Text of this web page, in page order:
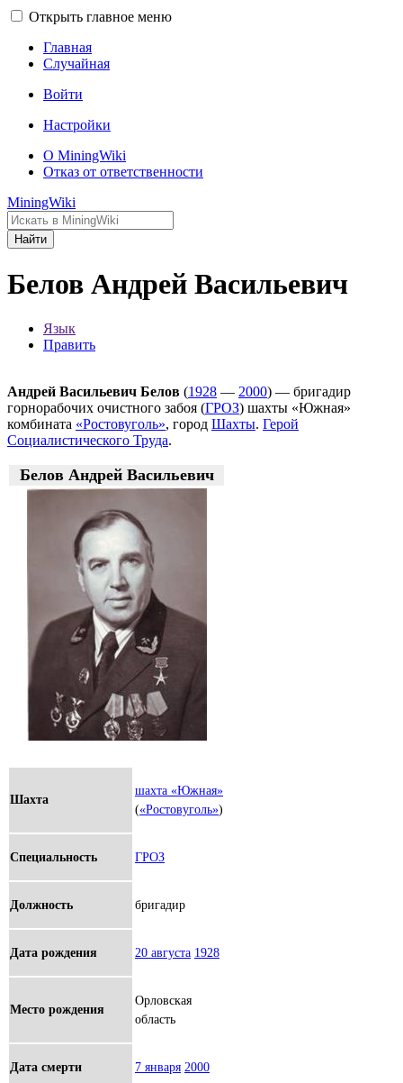
Открыть главное меню
Главная
Случайная
Войти
Настройки
О MiningWiki
Отказ от ответственности
MiningWiki
Найти
Белов Андрей Васильевич
Язык
Править
Андрей Васильевич Белов (1928 — 2000) — бригадир
горнорабочих очистного забоя (ГРОЗ) шахты «Южная»
комбината «Ростовуголь», город Шахты. Герой
Социалистического Труда.
Белов Андрей Васильевич
Шахта
шахта «Южная»
(«Ростовуголь»)
Специальность ГРОЗ
Должность бригадир
Дата рождения 20 августа 1928
Место рождения
Орловская
область
Дата смерти 7 января 2000